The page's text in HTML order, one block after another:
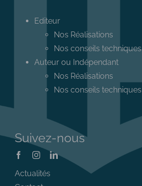
Editeur
Nos Réalisations
Nos conseils techniques
Auteur ou Indépendant
Nos Réalisations
Nos conseils techniques
Suivez-nous
Actualités